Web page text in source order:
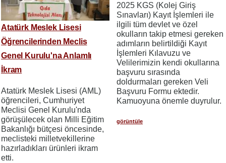
Atatürk Meslek Lisesi
Öğrencilerinden Meclis
Genel Kurulu'na Anlamlı
İkram
Atatürk Meslek Lisesi (AML)
öğrencileri, Cumhuriyet
Meclisi Genel Kurulu'nda
görüşülecek olan Milli Eğitim
Bakanlığı bütçesi öncesinde,
meclisteki milletvekillerine
hazırladıkları ürünleri ikram
etti.
2025 KGS (Kolej Giriş
Sınavları) Kayıt İşlemleri ile
ilgili tüm devlet ve özel
okulların takip etmesi gereken
adımların belirtildiği Kayıt
İşlemleri Kılavuzu ve
Velilerimizin kendi okullarına
başvuru sırasında
doldurmaları gereken Veli
Başvuru Formu ektedir.
Kamuoyuna önemle duyrulur.
görüntüle